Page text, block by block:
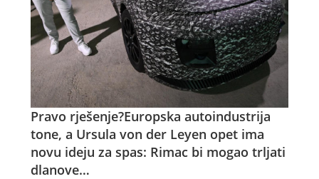
Pravo rješenje?Europska autoindustrija
tone, a Ursula von der Leyen opet ima
novu ideju za spas: Rimac bi mogao trljati
dlanove…